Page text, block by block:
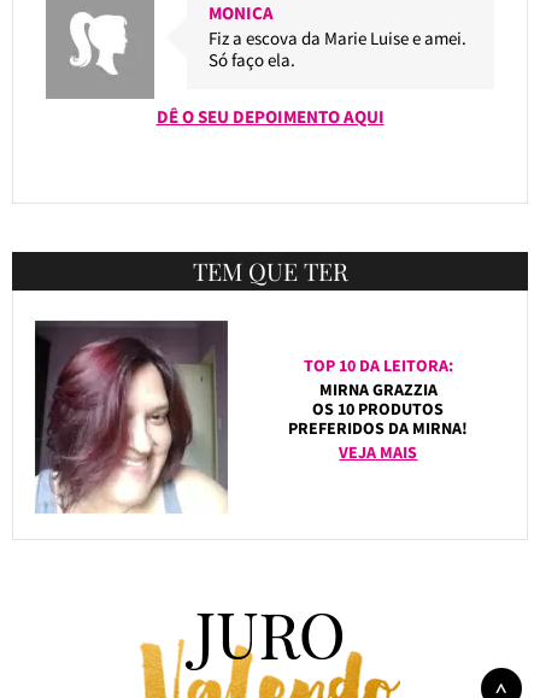
MONICA
Fiz a escova da Marie Luise e amei.
Só faço ela.
DÊ O SEU DEPOIMENTO AQUI
TEM QUE TER
TOP 10 DA LEITORA:
MIRNA GRAZZIA
OS 10 PRODUTOS
PREFERIDOS DA MIRNA!
VEJA MAIS